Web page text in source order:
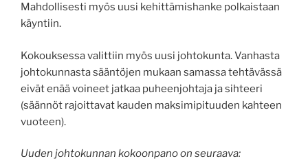
Mahdollisesti myös uusi kehittämishanke polkaistaan
käyntiin.
Kokouksessa valittiin myös uusi johtokunta. Vanhasta
johtokunnasta sääntöjen mukaan samassa tehtävässä
eivät enää voineet jatkaa puheenjohtaja ja sihteeri
(säännöt rajoittavat kauden maksimipituuden kahteen
vuoteen).
Uuden johtokunnan kokoonpano on seuraava: